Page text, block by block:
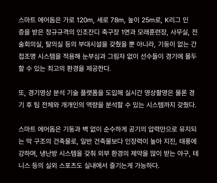
스마트 에어돔은 가로 120m, 세로 78m, 높이 25m로, K리그 인
증을 받은 정규규격의 인조잔디 축구장 1면과 모래훈련장, 사무실, 전
술회의실, 탈의실 등의 부대시설을 갖췄을 뿐 아니라, 기둥이 없는 간
접조명 시스템을 적용해 눈부심과 그림자 없이 선수들이 경기에 몰두
할 수 있는 최고의 환경을 제공한다.
또, 경기영상 분석 기술 플랫폼을 도입해 실시간 영상촬영은 물론 경
기 후 팀 전체와 개개인의 역량을 분석할 수 있는 시스템까지 갖췄다.
스마트 에어돔은 기둥과 벽 없이 순수하게 공기의 압력만으로 유지되
는 막 구조의 건축물로, 일반 건축물보다 인장력이 높아 지진, 태풍에
강하며, 냉난방 시스템을 갖춰 외부 환경의 제약을 많이 받는 야구, 테
니스 등의 실외 스포츠도 실내에서 즐기는게 가능하다.